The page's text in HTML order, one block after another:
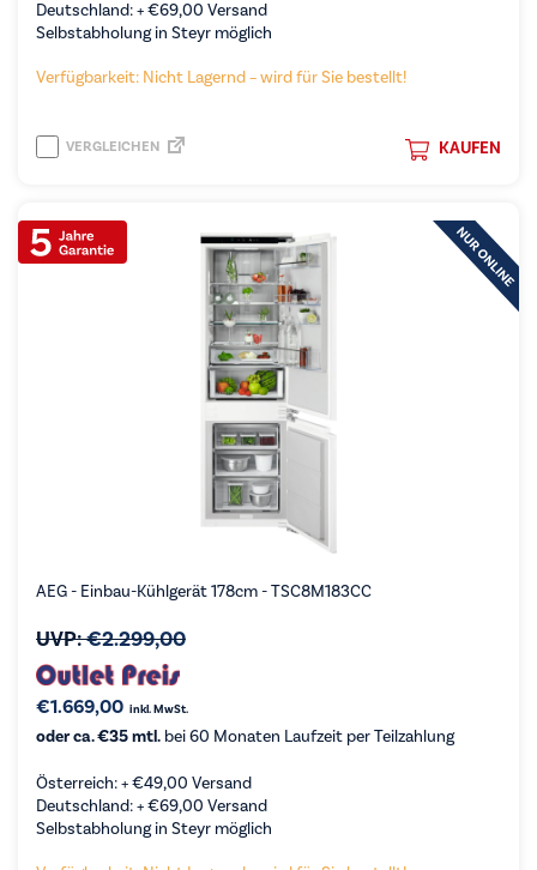
Deutschland: +€69,00 Versand
Selbstabholung in Steyr möglich
Verfügbarkeit: Nicht Lagernd – wird für Sie bestellt!
KAUFEN
VERGLEICHEN
AEG - Einbau-Kühlgerät 178cm - TSC8M183CC
UVP:€2.299,00
€1.669,00 inkl. MwSt.
oder ca. €35 mtl. bei 60 Monaten Laufzeit per Teilzahlung
Österreich: +€49,00 Versand
Deutschland: +€69,00 Versand
Selbstabholung in Steyr möglich